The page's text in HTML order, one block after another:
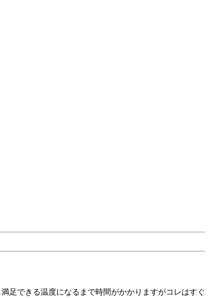
足できる温度になるまで時間がかかりますがコレはすぐ